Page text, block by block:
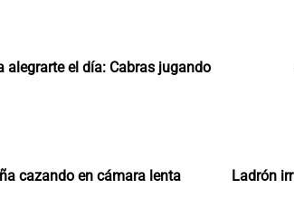
alegrarte el día: Cabras jugando
cazando en cámara lenta Ladrón